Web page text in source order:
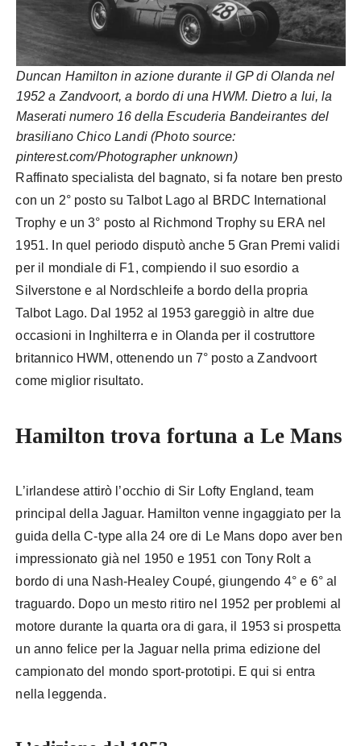
Duncan Hamilton in azione durante il GP di Olanda nel
1952 a Zandvoort, a bordo di una HWM. Dietro a lui, la
Maserati numero 16 della Escuderia Bandeirantes del
brasiliano Chico Landi (Photo source:
pinterest.com/Photographer unknown)
Raffinato specialista del bagnato, si fa notare ben presto
con un 2° posto su Talbot Lago al BRDC International
Trophy e un 3° posto al Richmond Trophy su ERA nel
1951. In quel periodo disputò anche 5 Gran Premi validi
per il mondiale di F1, compiendo il suo esordio a
Silverstone e al Nordschleife a bordo della propria
Talbot Lago. Dal 1952 al 1953 gareggiò in altre due
occasioni in Inghilterra e in Olanda per il costruttore
britannico HWM, ottenendo un 7° posto a Zandvoort
come miglior risultato.
Hamilton trova fortuna a Le Mans
L’irlandese attirò l’occhio di Sir Lofty England, team
principal della Jaguar. Hamilton venne ingaggiato per la
guida della C-type alla 24 ore di Le Mans dopo aver ben
impressionato già nel 1950 e 1951 con Tony Rolt a
bordo di una Nash-Healey Coupé, giungendo 4° e 6° al
traguardo. Dopo un mesto ritiro nel 1952 per problemi al
motore durante la quarta ora di gara, il 1953 si prospetta
un anno felice per la Jaguar nella prima edizione del
campionato del mondo sport-prototipi. E qui si entra
nella leggenda.